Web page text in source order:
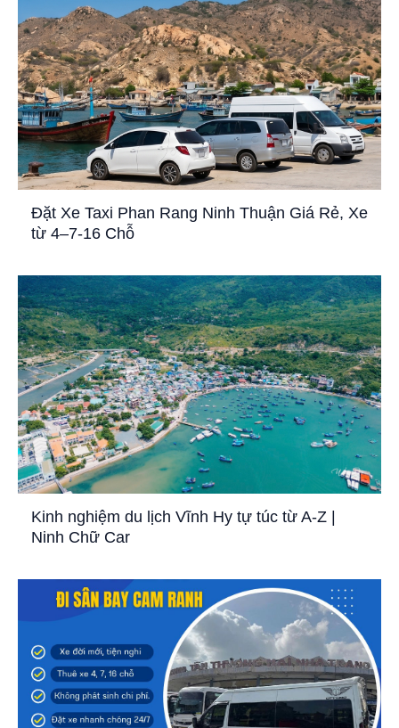
Đặt Xe Taxi Phan Rang Ninh Thuận Giá Rẻ, Xe
từ 4–7-16 Chỗ
Kinh nghiệm du lịch Vĩnh Hy tự túc từ A-Z |
Ninh Chữ Car